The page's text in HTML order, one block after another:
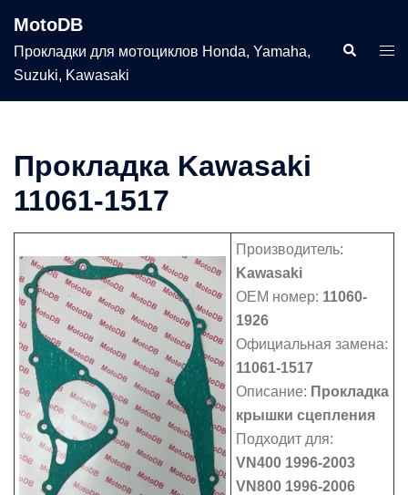
содержимому
MotoDB
Прокладки для мотоциклов Honda, Yamaha,
Suzuki, Kawasaki
Поиск
Прокладка Kawasaki
11061-1517
Производитель:
Kawasaki
OEM номер: 11060-
1926
Официальная замена:
11061-1517
Описание: Прокладка
крышки сцепления
Подходит для:
VN400 1996-2003
VN800 1996-2006